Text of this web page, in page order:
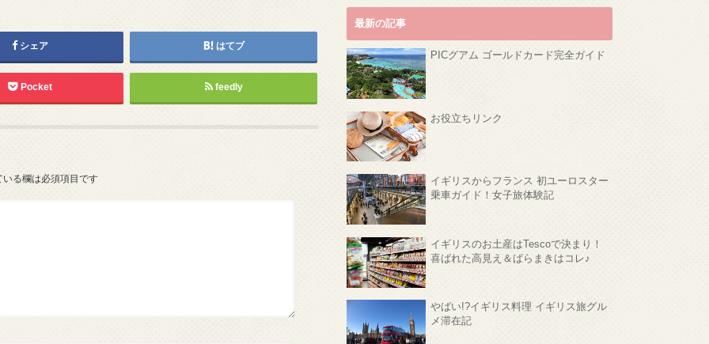
シェア はてブ
Pocket feedly
る欄は必須項目です
最新の記事
PICグアム ゴールドカード完全ガイド
お役立ちリンク
イギリスからフランス 初ユーロスター
乗車ガイド！女子旅体験記
イギリスのお土産はTescoで決まり！
喜ばれた高見え＆ばらまきはコレ♪
やばい!?イギリス料理 イギリス旅グル
メ滞在記